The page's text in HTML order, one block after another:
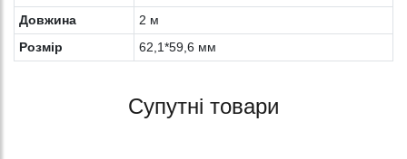
Довжина
2 м
Розмір
62,1*59,6 мм
Супутні товари